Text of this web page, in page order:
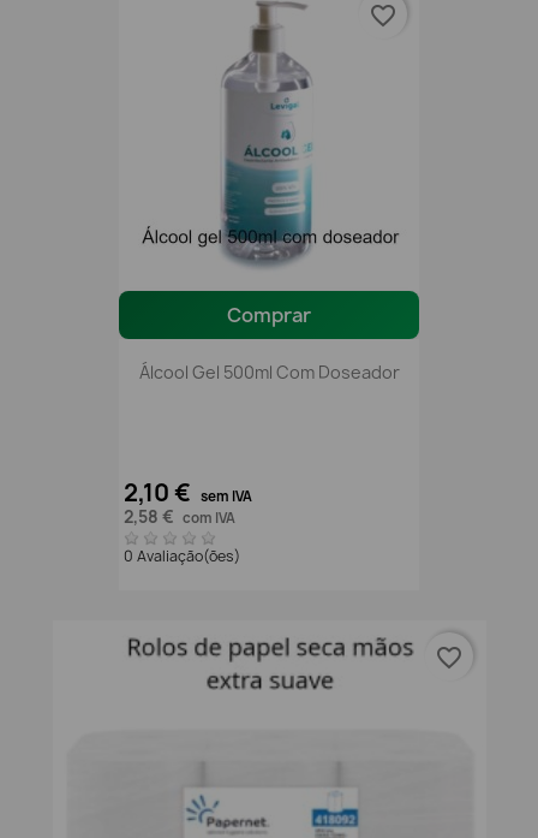
Comprar
Álcool Gel 500ml Com Doseador
2,10 € sem IVA
2,58 € com IVA
0 Avaliação(ões)
favorite_border
favorite_border